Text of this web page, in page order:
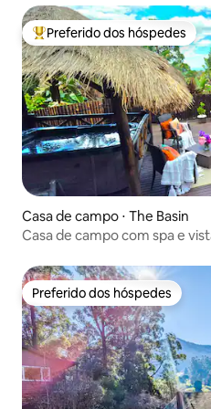
Entre os melhores preferidos
Preferido dos hóspedes
Casa de campo ⋅ The Basin
Casa de campo com spa e
Preferido dos hóspedes
Preferido dos hóspedes